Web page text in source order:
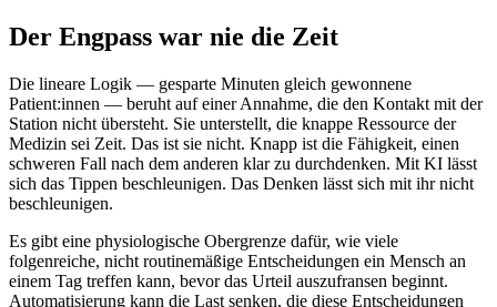
Der Engpass war nie die Zeit
Die lineare Logik — gesparte Minuten gleich gewonnene
Patient:innen — beruht auf einer Annahme, die den Kontakt mit der
Station nicht übersteht. Sie unterstellt, die knappe Ressource der
Medizin sei Zeit. Das ist sie nicht. Knapp ist die Fähigkeit, einen
schweren Fall nach dem anderen klar zu durchdenken. Mit KI lässt
sich das Tippen beschleunigen. Das Denken lässt sich mit ihr nicht
beschleunigen.
Es gibt eine physiologische Obergrenze dafür, wie viele
folgenreiche, nicht routinemäßige Entscheidungen ein Mensch an
einem Tag treffen kann, bevor das Urteil auszufransen beginnt.
Automatisierung kann die Last senken, die diese Entscheidungen